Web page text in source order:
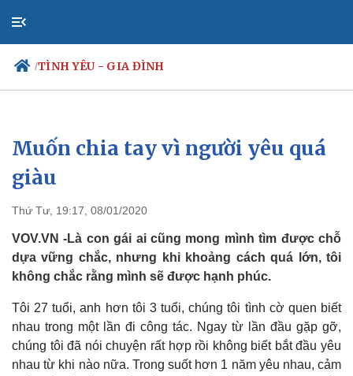
/TÌNH YÊU - GIA ĐÌNH
Chính trị
Đảng
Tổ chức nhân sự
Nhận diện sự thật
Muốn chia tay vì người yêu quá
giàu
Thứ Tư, 19:17, 08/01/2020
VOV.VN -Là con gái ai cũng mong mình tìm được chỗ
dựa vững chắc, nhưng khi khoảng cách quá lớn, tôi
không chắc rằng mình sẽ được hạnh phúc.
Tôi 27 tuổi, anh hơn tôi 3 tuổi, chúng tôi tình cờ quen biết
nhau trong một lần đi công tác. Ngay từ lần đầu gặp gỡ,
chúng tôi đã nói chuyện rất hợp rồi không biết bắt đầu yêu
nhau từ khi nào nữa. Trong suốt hơn 1 năm yêu nhau, cảm